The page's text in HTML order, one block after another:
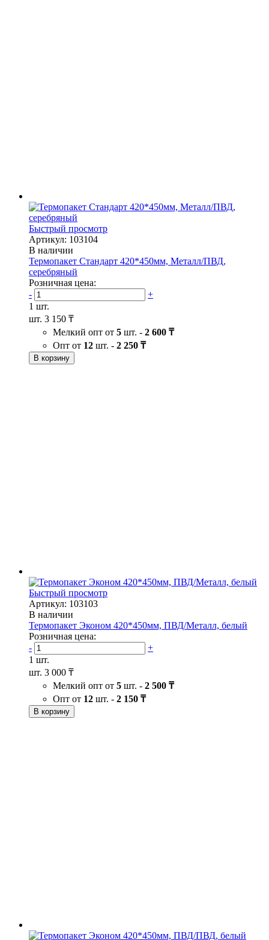
Быстрый просмотр
Артикул: 103104
В наличии
Термопакет Стандарт 420*450мм, Металл/ПВД,
серебряный
Розничная цена:
-
+
1 шт.
шт. 3 150 ₸
Мелкий опт от 5 шт. - 2 600 ₸
Опт от 12 шт. - 2 250 ₸
В корзину
Быстрый просмотр
Артикул: 103103
В наличии
Термопакет Эконом 420*450мм, ПВД/Металл, белый
Розничная цена:
-
+
1 шт.
шт. 3 000 ₸
Мелкий опт от 5 шт. - 2 500 ₸
Опт от 12 шт. - 2 150 ₸
В корзину